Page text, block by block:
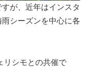
が、近年はインスタ
シーズンを中心に各
リシモとの共催で